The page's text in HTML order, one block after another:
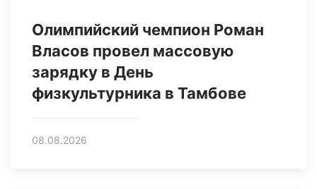
Олимпийский чемпион Роман
Власов провел массовую
зарядку в День
физкультурника в Тамбове
08.08.2026